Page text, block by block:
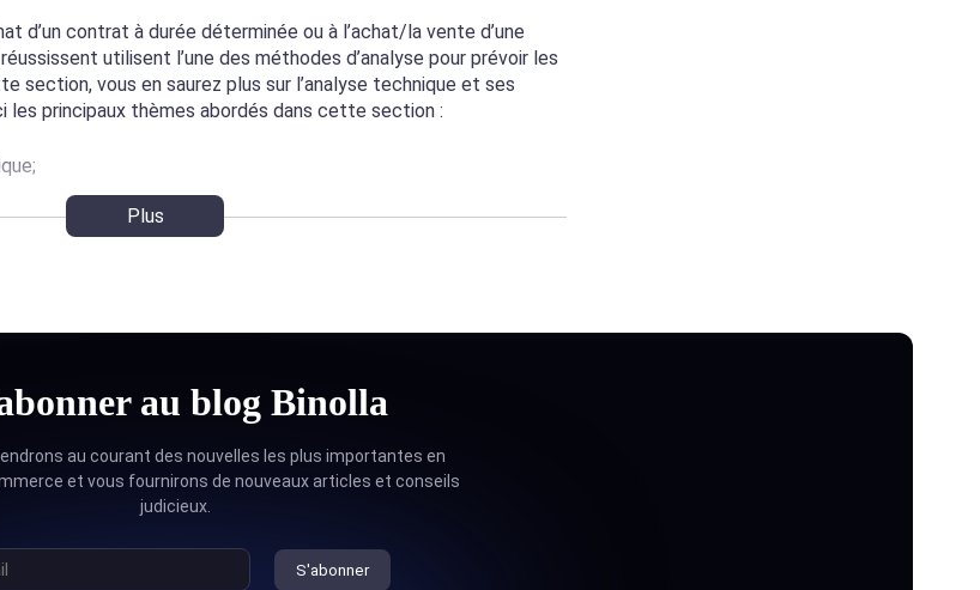
d’un contrat à durée déterminée ou à l’achat/la vente d’une
utilisent l’une des méthodes d’analyse pour prévoir les
section, vous en saurez plus sur l’analyse technique et ses
les principaux thèmes abordés dans cette section :
Avant d’aller plus loin, les traders doivent connaître les bases
principaux types de graphiques. Si les chandeliers japonais sont
aux traders un grand nombre de modèles intéressants qui
même sans indicateurs supplémentaires, il existe de nombreux
Plus
au blog Binolla
au courant des nouvelles les plus importantes en
et vous fournirons de nouveaux articles et conseils
judicieux.
S'abonner